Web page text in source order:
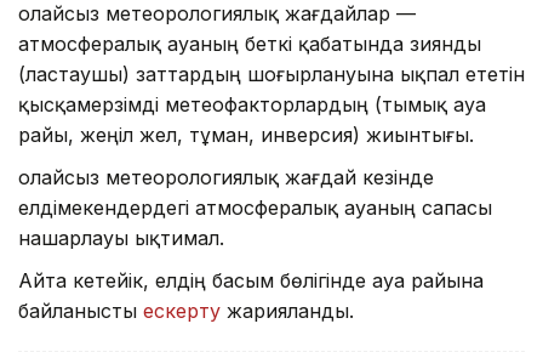
Қолайсыз метеорологиялық жағдайлар —
атмосфералық ауаның беткі қабатында зиянды
(ластаушы) заттардың шоғырлануына ықпал ететін
қысқамерзімді метеофакторлардың (тымық ауа
райы, жеңіл жел, тұман, инверсия) жиынтығы.
Қолайсыз метеорологиялық жағдай кезінде
елдімекендердегі атмосфералық ауаның сапасы
нашарлауы ықтимал.
Айта кетейік, елдің басым бөлігінде ауа райына
байланысты ескерту жарияланды.